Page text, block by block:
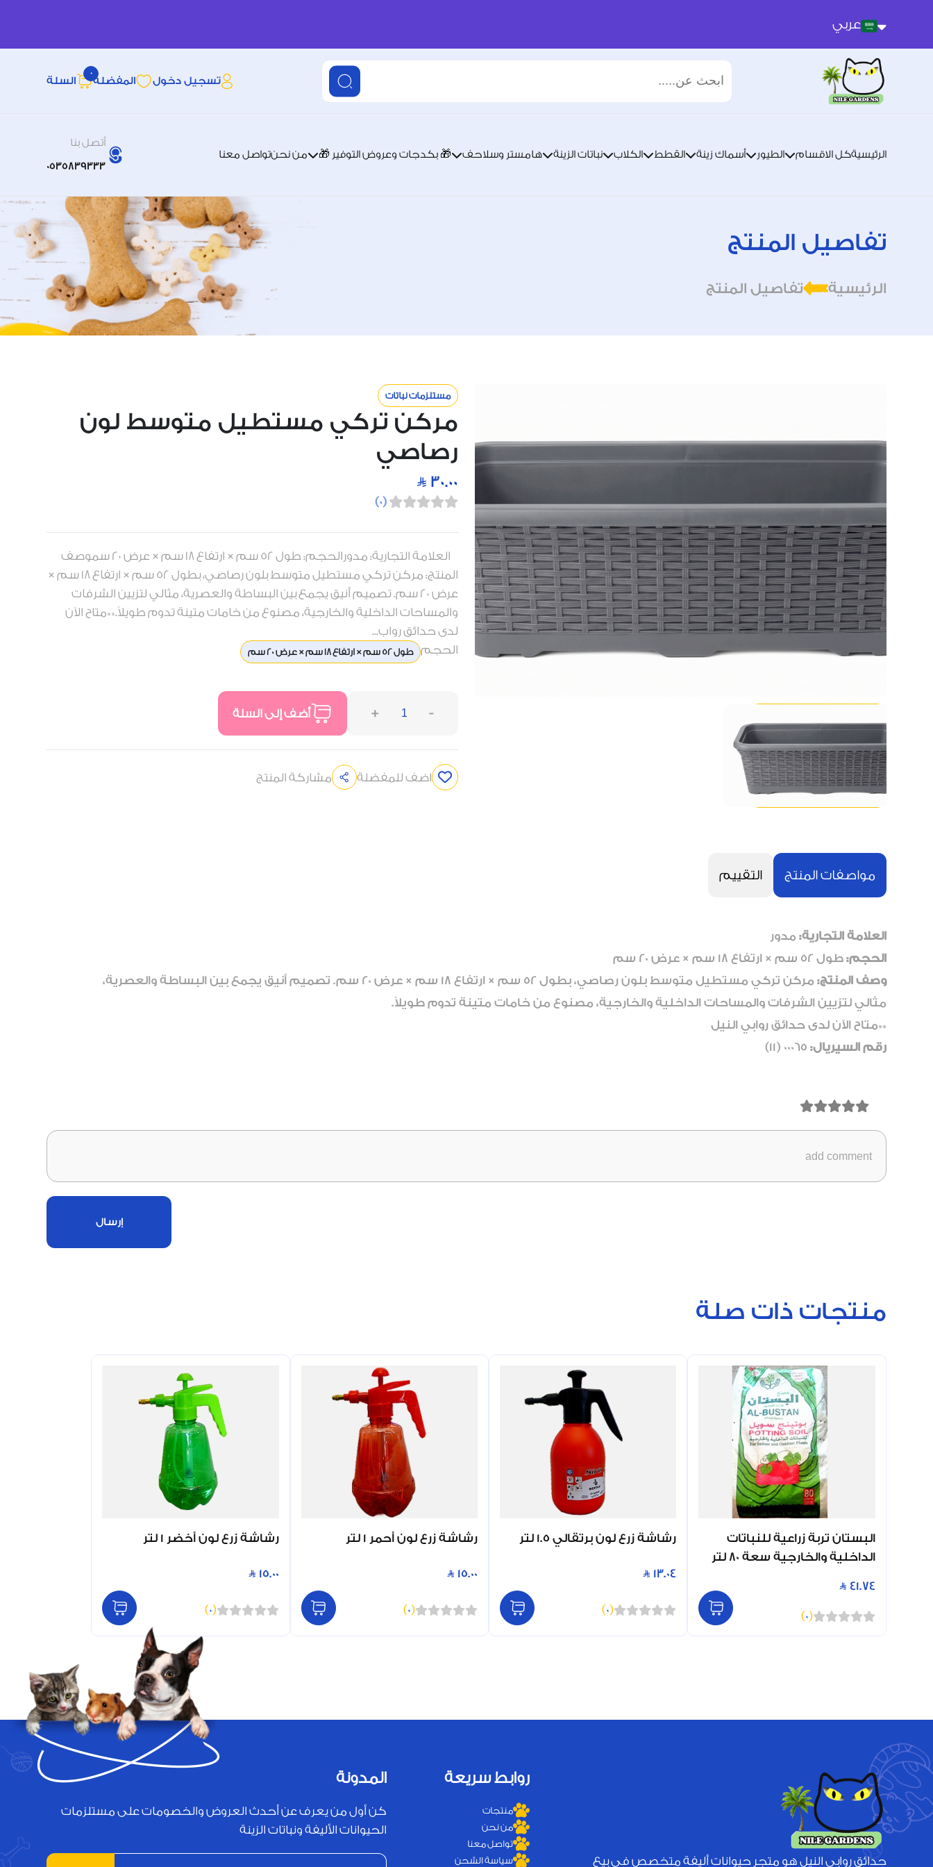
عربي
عربي
انجليزي
تسجيل دخول المفضله
0
السلة
الرئيسيةكل الاقسام الطيور أسماك زينة القطط الكلاب نباتات الزينة هامستر وسلاحف 🎁 بكدجات وعروض التوفير 🎁 من نحنتواصل معنا
أتصل بنا
0535839333
تفاصيل المنتج
الرئيسية تفاصيل المنتج
مستلزمات نباتات
مركن تركي مستطيل متوسط لون
رصاصي
30.00
(
0
)
العلامة التجارية: مدورالحجم: طول 52 سم × ارتفاع 18 سم × عرض 20 سموصف
المنتج: مركن تركي مستطيل متوسط بلون رصاصي، بطول 52 سم × ارتفاع 18 سم ×
عرض 20 سم. تصميم أنيق يجمع بين البساطة والعصرية، مثالي لتزيين الشرفات
والمساحات الداخلية والخارجية، مصنوع من خامات متينة تدوم طويلاً.**متاح الآن
لدى حدائق رواب...
الحجم
طول 52 سم × ارتفاع 18 سم × عرض 20 سم
-
+ أضف إلى السلة
اضف للمفضلة مشاركة المنتج
مواصفات المنتج التقييم
العلامة التجارية: مدور
الحجم: طول 52 سم × ارتفاع 18 سم × عرض 20 سم
وصف المنتج:
مركن تركي مستطيل متوسط بلون رصاصي، بطول 52 سم × ارتفاع 18 سم × عرض 20 سم. تصميم أنيق يجمع بين البساطة والعصرية،
مثالي لتزيين الشرفات والمساحات الداخلية والخارجية، مصنوع من خامات متينة تدوم طويلاً.
**متاح الآن لدى حدائق روابي النيل
رقم السيريال:
إرسال
منتجات ذات صلة
البستان تربة زراعية للنباتات
الداخلية والخارجية سعة 80 لتر
41.74
(
0
)
رشاشة زرع لون برتقالي 1.5 لتر
13.04
(
0
)
رشاشة زرع لون أحمر 1 لتر
15.00
(
0
)
رشاشة زرع لون أخضر 1 لتر
15.00
(
0
)
حدائق روابي النيل هو متجر حيوانات أليفة متخصص في بيع
روابط سريعة
منتجات
من نحن
تواصل معنا
سياسة الشحن
المدونة
كن أول من يعرف عن أحدث العروض والخصومات على مستلزمات
الحيوانات الأليفة ونباتات الزينة